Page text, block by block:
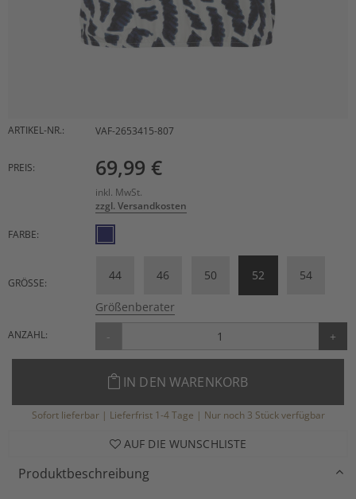
ARTIKEL-NR.: VAF-2653415-807
PREIS: 69,99 €
inkl. MwSt.
zzgl. Versandkosten
FARBE:
GRÖSSE:
44 46 50 52 54
Größenberater
ANZAHL: - +
IN DEN WARENKORB
Sofort lieferbar | Lieferfrist 1-4 Tage | Nur noch 3 Stück verfügbar
AUF DIE WUNSCHLISTE
Produktbeschreibung